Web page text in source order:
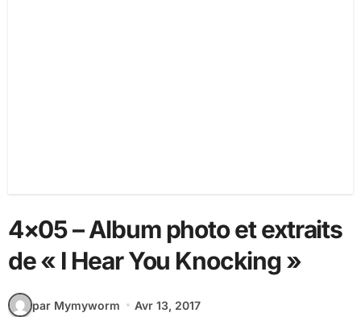
4×05 – Album photo et extraits
de « I Hear You Knocking »
par Mymyworm
Avr 13, 2017